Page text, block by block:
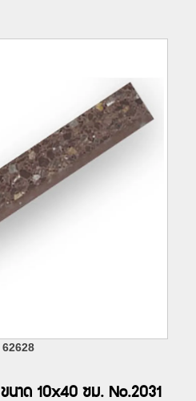
62628
ขนาด 10x40 ซม. No.2031